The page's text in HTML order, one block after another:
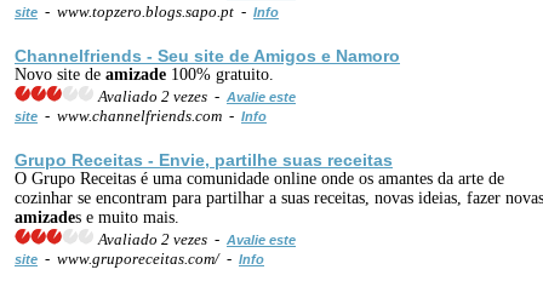
site - www.topzero.blogs.sapo.pt - Info
Channelfriends - Seu site de Amigos e Namoro
Novo site de amizade 100% gratuito.
Avaliado 2 vezes - Avalie este
site - www.channelfriends.com - Info
Grupo Receitas - Envie, partilhe suas receitas
O Grupo Receitas é uma comunidade online onde os amantes da arte de
cozinhar se encontram para partilhar a suas receitas, novas ideias, fazer novas
amizades e muito mais.
Avaliado 2 vezes - Avalie este
site - www.gruporeceitas.com/ - Info